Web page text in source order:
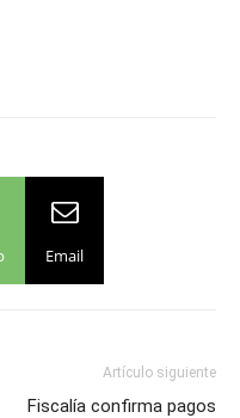
Email
Artículo siguiente
Fiscalía confirma pagos